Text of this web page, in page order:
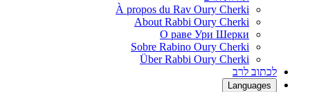
À propos du Rav Oury Cherki
About Rabbi Oury Cherki
О раве Ури Шерки
Sobre Rabino Oury Cherki
Über Rabbi Oury Cherki
לכתוב לרב
Languages